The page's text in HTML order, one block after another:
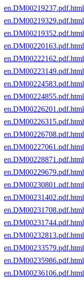
en.DM00219237.pdf.html
en.DM00219329.pdf.html
en.DM00219352.pdf.html
en.DM00220163.pdf.html
en.DM00222162.pdf.html
en.DM00223149.pdf.html
en.DM00224583.pdf.html
en.DM00224855.pdf.html
en.DM00226201.pdf.html
en.DM00226315.pdf.html
en.DM00226708.pdf.html
en.DM00227061.pdf.html
en.DM00228871.pdf.html
en.DM00229679.pdf.html
en.DM00230801.pdf.html
en.DM00231402.pdf.html
en.DM00231708.pdf.html
en.DM00231744.pdf.html
en.DM00232813.pdf.html
en.DM00233579.pdf.html
en.DM00235986.pdf.html
en.DM00236106.pdf.html